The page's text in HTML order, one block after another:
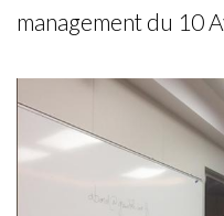
management du 10